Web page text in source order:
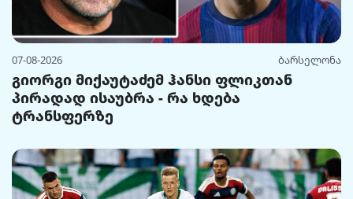
07-08-2026 ბარსელონა
გიორგი მიქაუტაძემ ჰანსი ფლიკთან
პირადად ისაუბრა - რა ხდება
ტრანსფერზე